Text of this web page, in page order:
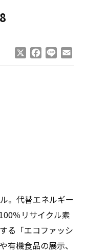
Facebook
Line
。代替エネルギー
％リサイクル素
る「エコファッシ
有機食品の展示、